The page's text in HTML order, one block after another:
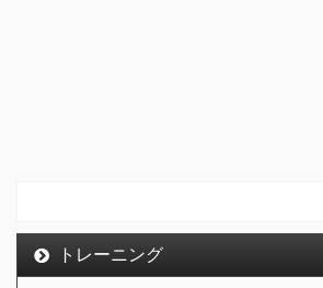
トレーニング